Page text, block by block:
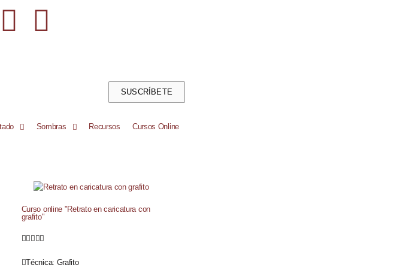
SUSCRÍBETE
Sombras Recursos Cursos Online
Curso online "Retrato en caricatura con
grafito"

Técnica: Grafito